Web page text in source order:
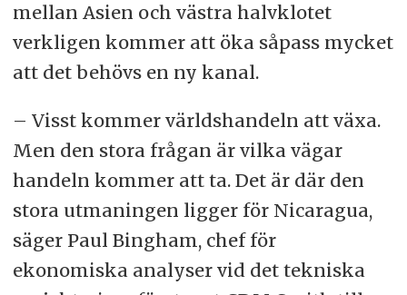
mellan Asien och västra halvklotet
verkligen kommer att öka såpass mycket
att det behövs en ny kanal.
– Visst kommer världshandeln att växa.
Men den stora frågan är vilka vägar
handeln kommer att ta. Det är där den
stora utmaningen ligger för Nicaragua,
säger Paul Bingham, chef för
ekonomiska analyser vid det tekniska